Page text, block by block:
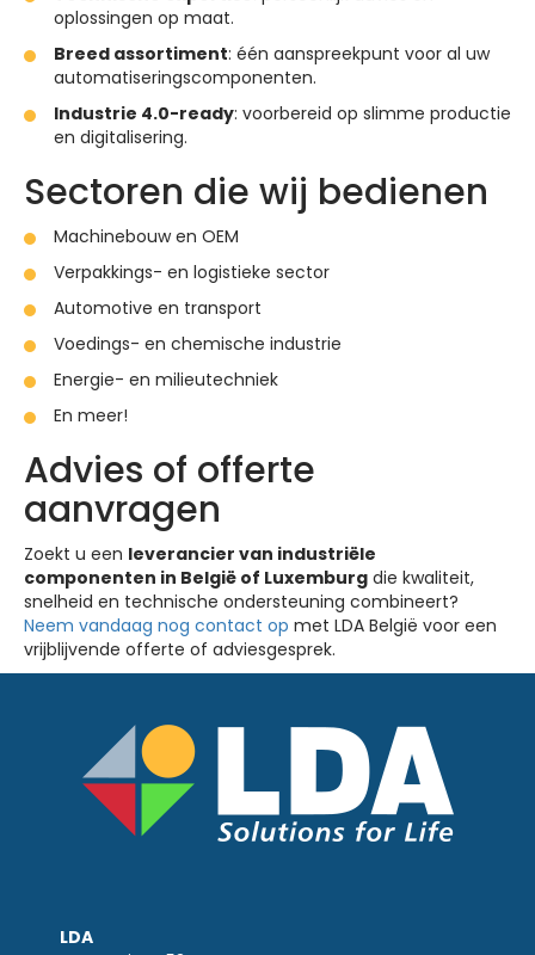
oplossingen op maat.
Breed assortiment: één aanspreekpunt voor al uw
automatiseringscomponenten.
Industrie 4.0-ready: voorbereid op slimme productie
en digitalisering.
Sectoren die wij bedienen
Machinebouw en OEM
Verpakkings- en logistieke sector
Automotive en transport
Voedings- en chemische industrie
Energie- en milieutechniek
En meer!
Advies of offerte
aanvragen
Zoekt u een leverancier van industriële
componenten in België of Luxemburg die kwaliteit,
snelheid en technische ondersteuning combineert?
Neem vandaag nog contact op met LDA België voor een
vrijblijvende offerte of adviesgesprek.
LDA